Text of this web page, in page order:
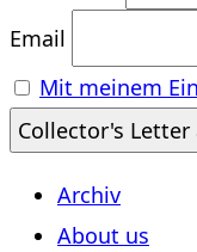
Email
Mit meinem
Archiv
About us